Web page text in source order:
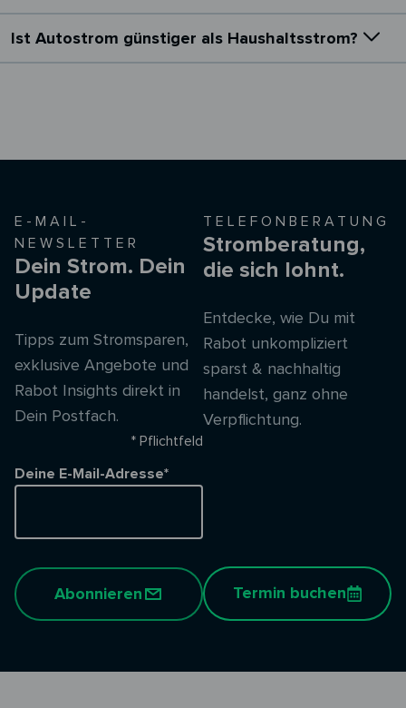
Ist Autostrom günstiger als Haushaltsstrom?
E-MAIL-
NEWSLETTER
Dein Strom. Dein
Update
Tipps zum Stromsparen,
exklusive Angebote und
Rabot Insights direkt in
Dein Postfach.
* Pflichtfeld
Deine E-Mail-Adresse*
Abonnieren
TELEFONBERATUNG
Stromberatung,
die sich lohnt.
Entdecke, wie Du mit
Rabot unkompliziert
sparst & nachhaltig
handelst, ganz ohne
Verpflichtung.
Termin buchen